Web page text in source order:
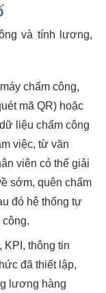
và tính lương,
chấm công,
mã QR) hoặc
liệu chấm công
việc, từ văn
viên có thể giải
sớm, quên chấm
đó hệ thống tự
KPI, thông tin
đã thiết lập,
lương hàng